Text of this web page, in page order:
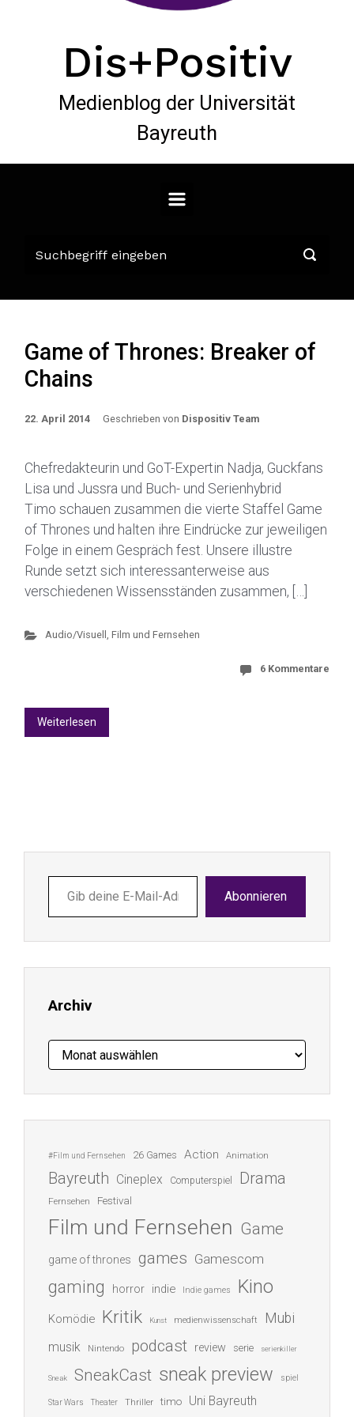
Dis+Positiv
Medienblog der Universität
Bayreuth
Game of Thrones: Breaker of
Chains
22. April 2014 Geschrieben von Dispositiv Team
Chefredakteurin und GoT-Expertin Nadja, Guckfans
Lisa und Jussra und Buch- und Serienhybrid
Timo schauen zusammen die vierte Staffel Game
of Thrones und halten ihre Eindrücke zur jeweiligen
Folge in einem Gespräch fest. Unsere illustre
Runde setzt sich interessanterweise aus
verschiedenen Wissensständen zusammen, […]
Audio/Visuell , Film und Fernsehen
6 Kommentare
Weiterlesen
deine
E-
ein ...
Abonnieren
Archiv
Archiv
#Film und Fernsehen 26 Games Action Animation
Bayreuth Cineplex Computerspiel Drama
Fernsehen Festival
Film und Fernsehen Game
game of thrones games Gamescom
gaming horror indie Indie games Kino
Komödie Kritik Kunst medienwissenschaft Mubi
musik Nintendo podcast review serie serienkiller
Sneak SneakCast sneak preview spiel
Star Wars Theater Thriller timo Uni Bayreuth